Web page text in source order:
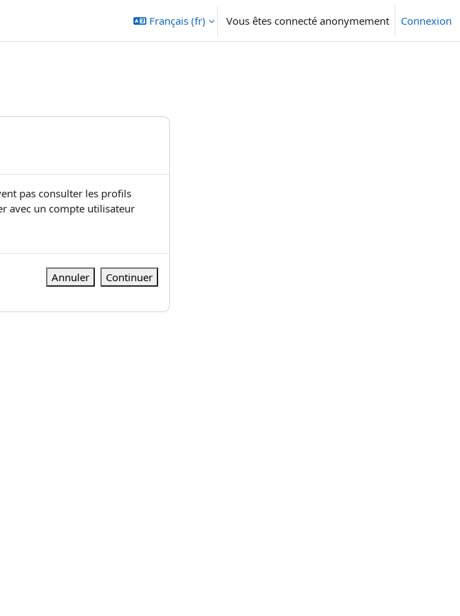
Français ‎(fr)‎ Vous êtes connecté anonymement Connexion
pas consulter les profils
avec un compte utilisateur
Annuler Continuer